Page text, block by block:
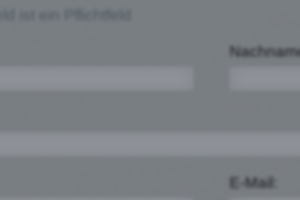
E-Mail: